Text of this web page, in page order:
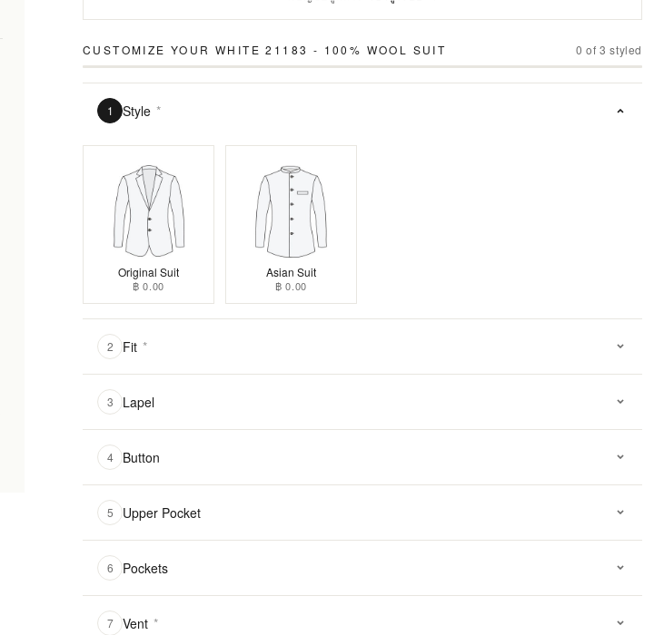
CUSTOMIZE YOUR WHITE 21183 - 100% WOOL SUIT 0 of3 styled
1 Style *
Original Suit
฿ 0.00
Asian Suit
฿ 0.00
2 Fit *
3 Lapel
4 Button
5 Upper Pocket
6 Pockets
7 Vent *